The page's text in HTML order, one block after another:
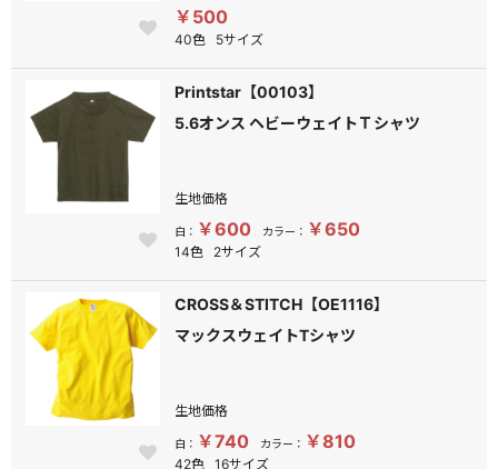
￥500
40色 5サイズ
Printstar【00103】
5.6オンス ヘビーウェイトＴシャツ
生地価格
白： ￥600 カラー： ￥650
14色 2サイズ
CROSS＆STITCH【OE1116】
マックスウェイトTシャツ
生地価格
白： ￥740 カラー： ￥810
42色 16サイズ